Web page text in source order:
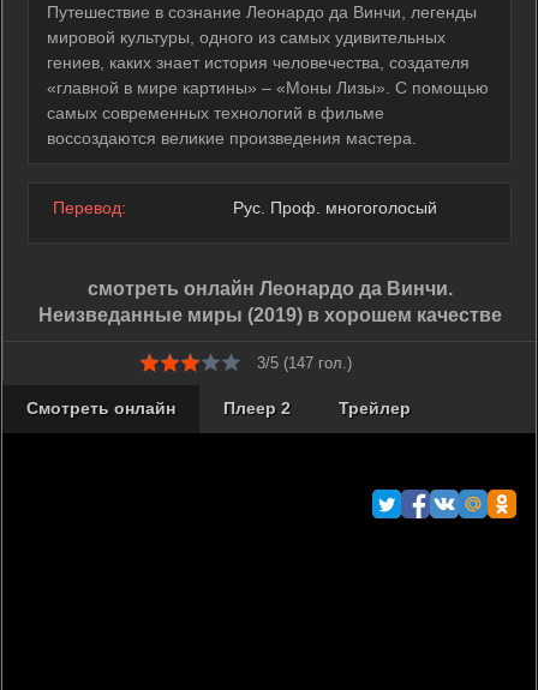
Путешествие в сознание Леонардо да Винчи, легенды
мировой культуры, одного из самых удивительных
гениев, каких знает история человечества, создателя
«главной в мире картины» – «Моны Лизы». С помощью
самых современных технологий в фильме
воссоздаются великие произведения мастера.
Перевод: Рус. Проф. многоголосый
смотреть онлайн Леонардо да Винчи.
Неизведанные миры (2019) в хорошем качестве
3/5 (147 гол.)
Смотреть онлайн Плеер 2 Трейлер